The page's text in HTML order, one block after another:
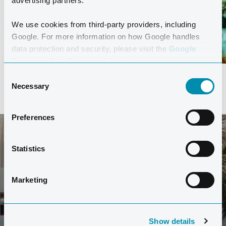
We use cookies from third-party providers, including
Google. For more information on how Google handles
data protection and security, please visit the Google
Business Data Responsibility site.
Selection
Necessary
Preferences
Statistics
Marketing
Show details
Hold dig opdateret med de sidste nyheder og